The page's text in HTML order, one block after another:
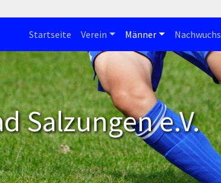
Startseite Verein Männer Nachwuchs
Salzungen e.V.